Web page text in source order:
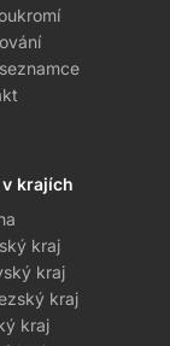
krajích
kraj
kraj
kraj
kraj